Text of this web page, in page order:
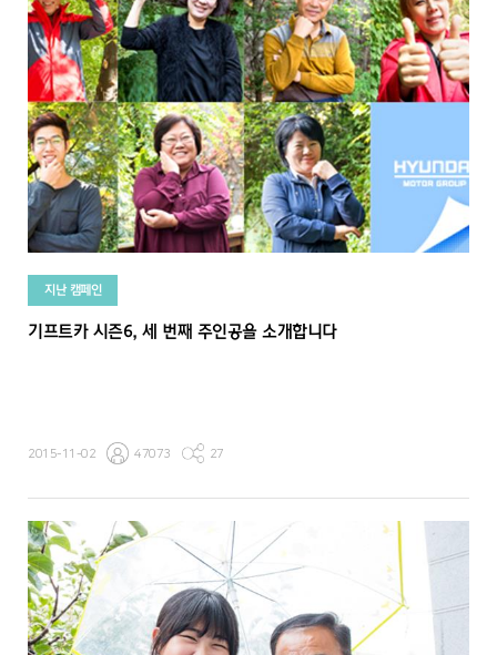
지난 캠페인
기프트카 시즌6, 세 번째 주인공을 소개합니다
2015-11-02 47073 27